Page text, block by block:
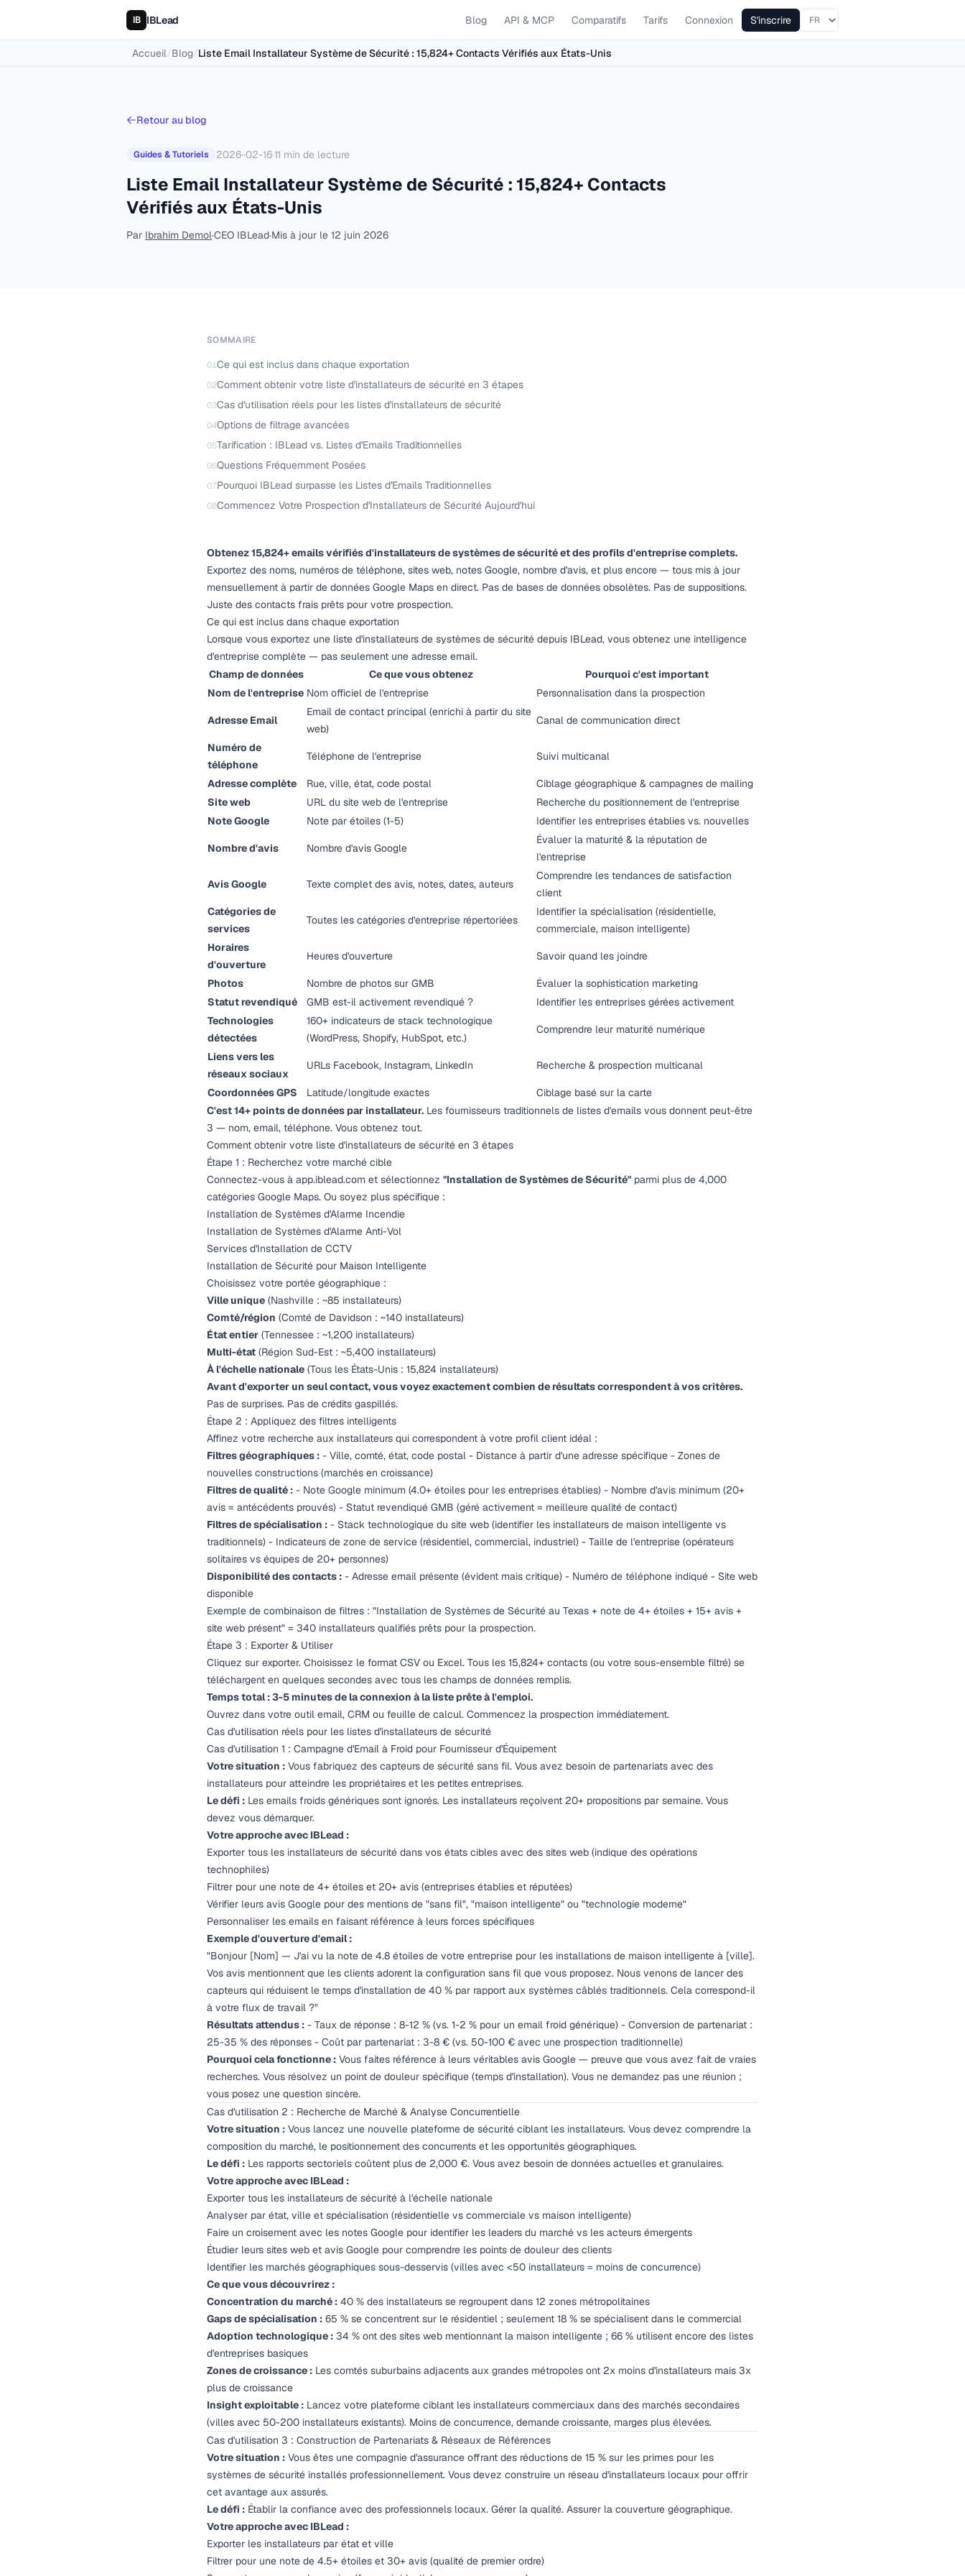
IBLead Blog API & MCP Comparatifs Tarifs Connexion S'inscrire
Accueil/Blog/Liste Email Installateur Système de Sécurité : 15,824+ Contacts Vérifiés aux États-Unis
Retour au blog
Guides & Tutoriels 2026-02-16·11 min de lecture
Liste Email Installateur Système de Sécurité : 15,824+ Contacts
Vérifiés aux États-Unis
Par Ibrahim Demol·CEO IBLead·Mis à jour le 12 juin 2026
SOMMAIRE
01Ce qui est inclus dans chaque exportation
02Comment obtenir votre liste d'installateurs de sécurité en 3 étapes
03Cas d'utilisation réels pour les listes d'installateurs de sécurité
04Options de filtrage avancées
05Tarification : IBLead vs. Listes d'Emails Traditionnelles
06Questions Fréquemment Posées
07Pourquoi IBLead surpasse les Listes d'Emails Traditionnelles
08Commencez Votre Prospection d'Installateurs de Sécurité Aujourd'hui
Obtenez 15,824+ emails vérifiés d'installateurs de systèmes de sécurité et des profils d'entreprise complets.
Exportez des noms, numéros de téléphone, sites web, notes Google, nombre d'avis, et plus encore — tous mis à jour
mensuellement à partir de données Google Maps en direct. Pas de bases de données obsolètes. Pas de suppositions.
Juste des contacts frais prêts pour votre prospection.
Ce qui est inclus dans chaque exportation
Lorsque vous exportez une liste d'installateurs de systèmes de sécurité depuis IBLead, vous obtenez une intelligence
d'entreprise complète — pas seulement une adresse email.
Champ de données
Ce que vous obtenez
Pourquoi c'est important
Nom de l'entreprise Nom officiel de l'entreprise Personnalisation dans la prospection
Adresse Email
Email de contact principal (enrichi à partir du site
web)
Canal de communication direct
Numéro de
téléphone
Téléphone de l'entreprise Suivi multicanal
Adresse complète Rue, ville, état, code postal
Ciblage géographique & campagnes de mailing
Site web
URL du site web de l'entreprise
Recherche du positionnement de l'entreprise
Note Google
Note par étoiles (1-5) Identifier les entreprises établies vs. nouvelles
Nombre d'avis Nombre d'avis Google
Évaluer la maturité & la réputation de
l'entreprise
Avis Google Texte complet des avis, notes, dates, auteurs
Comprendre les tendances de satisfaction
client
Catégories de
services
Toutes les catégories d'entreprise répertoriées
Identifier la spécialisation (résidentielle,
commerciale, maison intelligente)
Horaires
d'ouverture
Heures d'ouverture Savoir quand les joindre
Photos Nombre de photos sur GMB
Évaluer la sophistication marketing
Statut revendiqué
GMB est-il activement revendiqué ?
Identifier les entreprises gérées activement
Technologies
détectées
160+ indicateurs de stack technologique
(WordPress, Shopify, HubSpot, etc.)
Comprendre leur maturité numérique
Liens vers les
réseaux sociaux
URLs Facebook, Instagram, LinkedIn Recherche & prospection multicanal
Coordonnées GPS Latitude/longitude exactes
Ciblage basé sur la carte
C'est 14+ points de données par installateur. Les fournisseurs traditionnels de listes d'emails vous donnent peut-être
3 — nom, email, téléphone. Vous obtenez tout.
Comment obtenir votre liste d'installateurs de sécurité en 3 étapes
Étape 1 : Recherchez votre marché cible
Connectez-vous à app.iblead.com et sélectionnez "Installation de Systèmes de Sécurité" parmi plus de 4,000
catégories Google Maps. Ou soyez plus spécifique :
Installation de Systèmes d'Alarme Incendie
Installation de Systèmes d'Alarme Anti-Vol
Services d'Installation de CCTV
Installation de Sécurité pour Maison Intelligente
Choisissez votre portée géographique :
Ville unique (Nashville : ~85 installateurs)
Comté/région (Comté de Davidson : ~140 installateurs)
État entier (Tennessee : ~1,200 installateurs)
Multi-état (Région Sud-Est : ~5,400 installateurs)
À l'échelle nationale (Tous les États-Unis : 15,824 installateurs)
Avant d'exporter un seul contact, vous voyez exactement combien de résultats correspondent à vos critères.
Pas de surprises. Pas de crédits gaspillés.
Étape 2 : Appliquez des filtres intelligents
Affinez votre recherche aux installateurs qui correspondent à votre profil client idéal :
Filtres géographiques : - Ville, comté, état, code postal - Distance à partir d'une adresse spécifique - Zones de
nouvelles constructions (marchés en croissance)
Filtres de qualité : - Note Google minimum (4.0+ étoiles pour les entreprises établies) - Nombre d'avis minimum (20+
avis = antécédents prouvés) - Statut revendiqué GMB (géré activement = meilleure qualité de contact)
Filtres de spécialisation : - Stack technologique du site web (identifier les installateurs de maison intelligente vs
traditionnels) - Indicateurs de zone de service (résidentiel, commercial, industriel) - Taille de l'entreprise (opérateurs
solitaires vs équipes de 20+ personnes)
Disponibilité des contacts : - Adresse email présente (évident mais critique) - Numéro de téléphone indiqué - Site web
disponible
Exemple de combinaison de filtres : "Installation de Systèmes de Sécurité au Texas + note de 4+ étoiles + 15+ avis +
site web présent" = 340 installateurs qualifiés prêts pour la prospection.
Étape 3 : Exporter & Utiliser
Cliquez sur exporter. Choisissez le format CSV ou Excel. Tous les 15,824+ contacts (ou votre sous-ensemble filtré) se
téléchargent en quelques secondes avec tous les champs de données remplis.
Temps total : 3-5 minutes de la connexion à la liste prête à l'emploi.
Ouvrez dans votre outil email, CRM ou feuille de calcul. Commencez la prospection immédiatement.
Cas d'utilisation réels pour les listes d'installateurs de sécurité
Cas d'utilisation 1 : Campagne d'Email à Froid pour Fournisseur d'Équipement
Votre situation : Vous fabriquez des capteurs de sécurité sans fil. Vous avez besoin de partenariats avec des
installateurs pour atteindre les propriétaires et les petites entreprises.
Le défi : Les emails froids génériques sont ignorés. Les installateurs reçoivent 20+ propositions par semaine. Vous
devez vous démarquer.
Votre approche avec IBLead :
Exporter tous les installateurs de sécurité dans vos états cibles avec des sites web (indique des opérations
technophiles)
Filtrer pour une note de 4+ étoiles et 20+ avis (entreprises établies et réputées)
Vérifier leurs avis Google pour des mentions de "sans fil", "maison intelligente" ou "technologie moderne"
Personnaliser les emails en faisant référence à leurs forces spécifiques
Exemple d'ouverture d'email :
"Bonjour [Nom] — J'ai vu la note de 4.8 étoiles de votre entreprise pour les installations de maison intelligente à [ville].
Vos avis mentionnent que les clients adorent la configuration sans fil que vous proposez. Nous venons de lancer des
capteurs qui réduisent le temps d'installation de 40 % par rapport aux systèmes câblés traditionnels. Cela correspond-il
à votre flux de travail ?"
Résultats attendus : - Taux de réponse : 8-12 % (vs. 1-2 % pour un email froid générique) - Conversion de partenariat :
25-35 % des réponses - Coût par partenariat : 3-8 € (vs. 50-100 € avec une prospection traditionnelle)
Pourquoi cela fonctionne : Vous faites référence à leurs véritables avis Google — preuve que vous avez fait de vraies
recherches. Vous résolvez un point de douleur spécifique (temps d'installation). Vous ne demandez pas une réunion ;
vous posez une question sincère.
Cas d'utilisation 2 : Recherche de Marché & Analyse Concurrentielle
Votre situation : Vous lancez une nouvelle plateforme de sécurité ciblant les installateurs. Vous devez comprendre la
composition du marché, le positionnement des concurrents et les opportunités géographiques.
Le défi : Les rapports sectoriels coûtent plus de 2,000 €. Vous avez besoin de données actuelles et granulaires.
Votre approche avec IBLead :
Exporter tous les installateurs de sécurité à l'échelle nationale
Analyser par état, ville et spécialisation (résidentielle vs commerciale vs maison intelligente)
Faire un croisement avec les notes Google pour identifier les leaders du marché vs les acteurs émergents
Étudier leurs sites web et avis Google pour comprendre les points de douleur des clients
Identifier les marchés géographiques sous-desservis (villes avec <50 installateurs = moins de concurrence)
Ce que vous découvrirez :
Concentration du marché : 40 % des installateurs se regroupent dans 12 zones métropolitaines
Gaps de spécialisation : 65 % se concentrent sur le résidentiel ; seulement 18 % se spécialisent dans le commercial
Adoption technologique : 34 % ont des sites web mentionnant la maison intelligente ; 66 % utilisent encore des listes
d'entreprises basiques
Zones de croissance : Les comtés suburbains adjacents aux grandes métropoles ont 2x moins d'installateurs mais 3x
plus de croissance
Insight exploitable : Lancez votre plateforme ciblant les installateurs commerciaux dans des marchés secondaires
(villes avec 50-200 installateurs existants). Moins de concurrence, demande croissante, marges plus élevées.
Cas d'utilisation 3 : Construction de Partenariats & Réseaux de Références
Votre situation : Vous êtes une compagnie d'assurance offrant des réductions de 15 % sur les primes pour les
systèmes de sécurité installés professionnellement. Vous devez construire un réseau d'installateurs locaux pour offrir
cet avantage aux assurés.
Le défi : Établir la confiance avec des professionnels locaux. Gérer la qualité. Assurer la couverture géographique.
Votre approche avec IBLead :
Exporter les installateurs par état et ville
Filtrer pour une note de 4.5+ étoiles et 30+ avis (qualité de premier ordre)